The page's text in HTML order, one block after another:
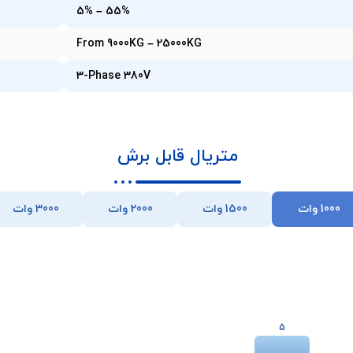
5% – 55%
From 9000KG – 25000KG
3-Phase 380V
متریال قابل برش
1000 وات 1500 وات 2000 وات 3000 وات
5